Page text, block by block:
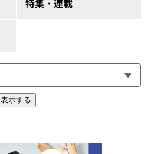
表示する